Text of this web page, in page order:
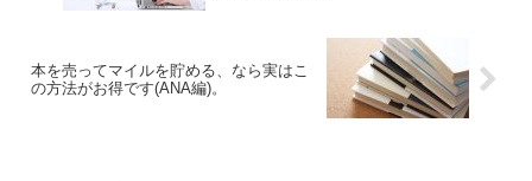
本を売ってマイルを貯める、なら実はこ
の方法がお得です(ANA編)。